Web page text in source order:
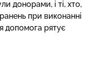
донорами, і ті, хто,
при виконанні
допомога рятує